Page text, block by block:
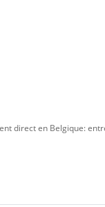
direct en Belgique: